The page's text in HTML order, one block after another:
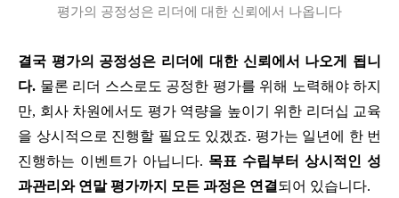
평가의 공정성은 리더에 대한 신뢰에서 나옵니다
결국 평가의 공정성은 리더에 대한 신뢰에서 나오게 됩니
다. 물론 리더 스스로도 공정한 평가를 위해 노력해야 하지
만, 회사 차원에서도 평가 역량을 높이기 위한 리더십 교육
을 상시적으로 진행할 필요도 있겠죠. 평가는 일년에 한 번
진행하는 이벤트가 아닙니다. 목표 수립부터 상시적인 성
과관리와 연말 평가까지 모든 과정은 연결되어 있습니다.